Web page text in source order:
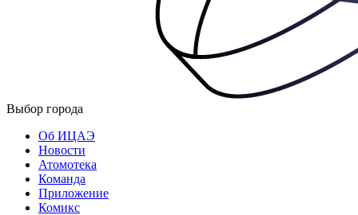
Выбор города
Об ИЦАЭ
Новости
Атомотека
Команда
Приложение
Комикс